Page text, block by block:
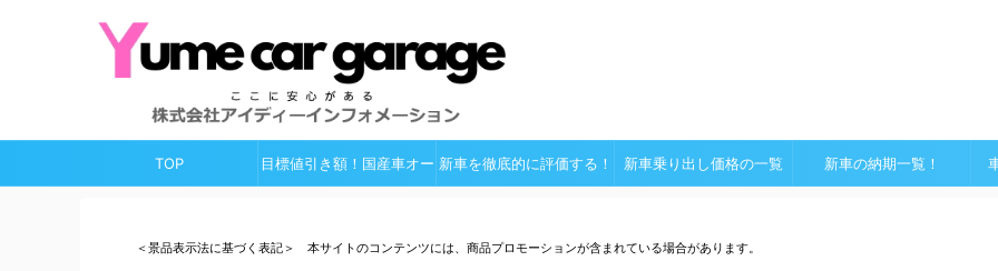
TOP 目標値引き額！国産車オー 新車を徹底的に評価する！ 新車乗り出し価格の一覧 新車の納期一覧！
＜景品表示法に基づく表記＞ 本サイトのコンテンツには、商品プロモーションが含まれている場合があります。